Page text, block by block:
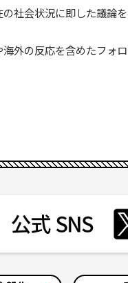
社会状況に即した議論を
外の反応を含めたフォロ